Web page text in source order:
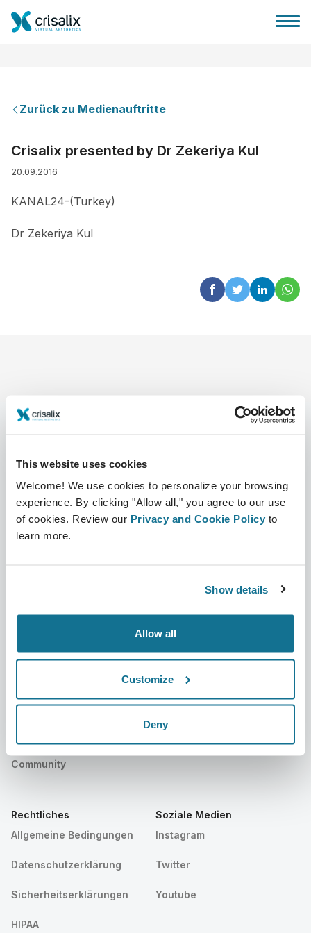
This website uses cookies
Welcome! We use cookies to personalize your browsing
experience. By clicking "Allow all," you agree to our use
of cookies. Review our Privacy and Cookie Policy to
learn more.
Show details
Allow all
Customize
Deny
Zurück zu Medienauftritte
Crisalix presented by Dr Zekeriya Kul
20.09.2016
KANAL24-(Turkey)
Dr Zekeriya Kul
Unternehmen
Über uns
Karriere
Chirurgenstartseite
3D-Business-Manager
Patientenstartseite
Community
Beratung
Kontakt
Hilfe-Center
Rechtliches
Allgemeine Bedingungen
Datenschutzerklärung
Sicherheitserklärungen
HIPAA
Soziale Medien
Instagram
Twitter
Youtube